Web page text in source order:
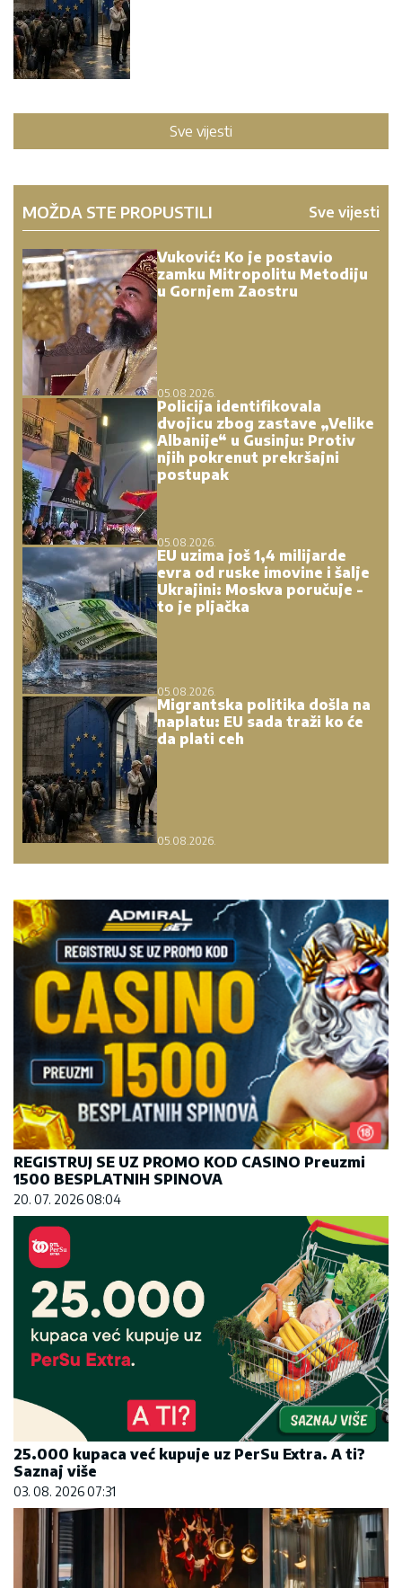
Sve vijesti
MOŽDA STE PROPUSTILI Sve vijesti
Vuković: Ko je postavio
zamku Mitropolitu Metodiju
u Gornjem Zaostru
05.08.2026.
Policija identifikovala
dvojicu zbog zastave „Velike
Albanije“ u Gusinju: Protiv
njih pokrenut prekršajni
postupak
05.08.2026.
EU uzima još 1,4 milijarde
evra od ruske imovine i šalje
Ukrajini: Moskva poručuje -
to je pljačka
05.08.2026.
Migrantska politika došla na
naplatu: EU sada traži ko će
da plati ceh
05.08.2026.
REGISTRUJ SE UZ PROMO KOD CASINO Preuzmi
1500 BESPLATNIH SPINOVA
20. 07. 2026 08:04
25.000 kupaca već kupuje uz PerSu Extra. A ti?
Saznaj više
03. 08. 2026 07:31